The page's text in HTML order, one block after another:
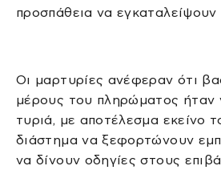
προσπάθεια να εγκαταλείψουν
Οι μαρτυρίες ανέφεραν ότι
μέρους του πληρώματος
τυριά, με αποτέλεσμα εκείνο
διάστημα να ξεφορτώνουν
να δίνουν οδηγίες στους